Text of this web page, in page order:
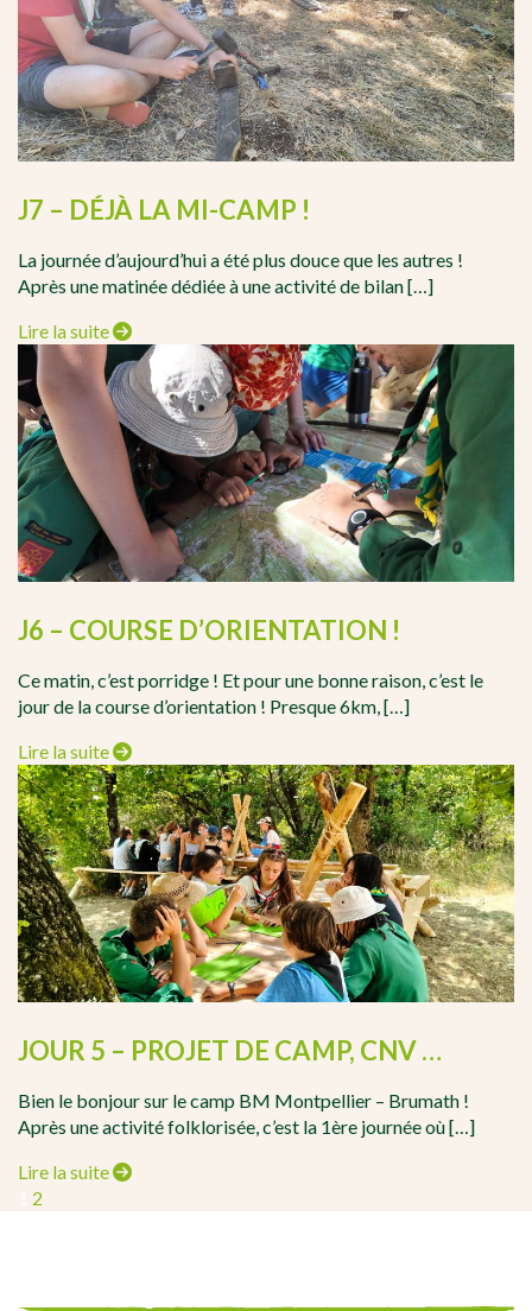
J7 – DÉJÀ LA MI-CAMP !
La journée d’aujourd’hui a été plus douce que les autres !
Après une matinée dédiée à une activité de bilan […]
Lire la suite
J6 – COURSE D’ORIENTATION !
Ce matin, c’est porridge ! Et pour une bonne raison, c’est le
jour de la course d’orientation ! Presque 6km, […]
Lire la suite
JOUR 5 – PROJET DE CAMP, CNV …
Bien le bonjour sur le camp BM Montpellier – Brumath !
Après une activité folklorisée, c’est la 1ère journée où […]
Lire la suite
NAVIGATION
Page
Page
2